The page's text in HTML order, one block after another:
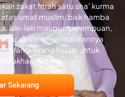
zakat fitrah satu sha’ kurma
umat muslim, baik hamba
laki-laki maupun perempuan,
saw memerintahkannya
orang-orang keluar untuk
Bukhari Muslim)
Sekarang